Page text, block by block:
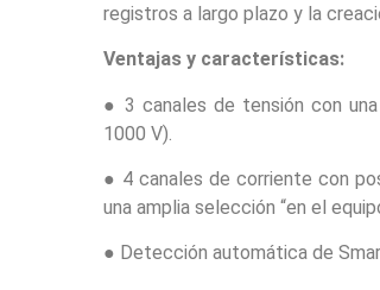
registros a largo plazo y la
Ventajas y características:
● 3 canales de tensión con
1000 V).
● 4 canales de corriente con
una amplia selección “en el
● Detección automática de